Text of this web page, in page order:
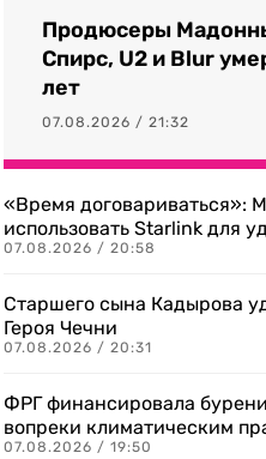
Продюсеры
Спирс, U2 и Blur
лет
07.08.2026 / 21:32
«Время договариваться»:
использовать Starlink для
07.08.2026 / 20:58
Старшего сына Кадырова
Героя Чечни
07.08.2026 / 20:31
ФРГ финансировала
вопреки климатическим
07.08.2026 / 19:50